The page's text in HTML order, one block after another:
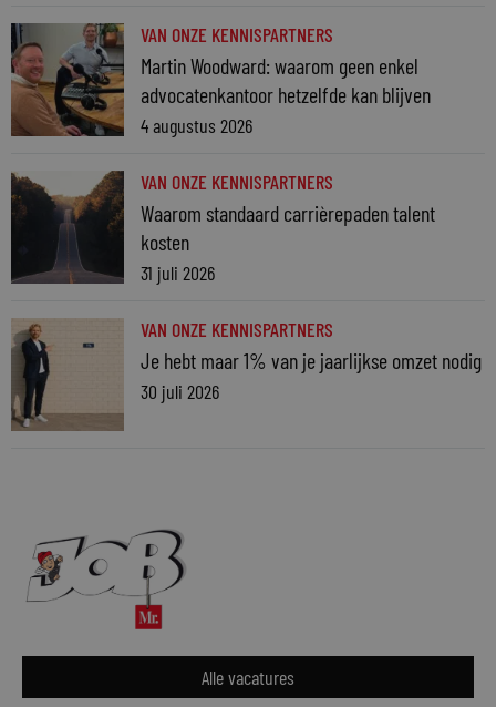
VAN ONZE KENNISPARTNERS
Martin Woodward: waarom geen enkel
advocatenkantoor hetzelfde kan blijven
4 augustus 2026
VAN ONZE KENNISPARTNERS
Waarom standaard carrièrepaden talent
kosten
31 juli 2026
VAN ONZE KENNISPARTNERS
Je hebt maar 1% van je jaarlijkse omzet nodig
30 juli 2026
Alle vacatures